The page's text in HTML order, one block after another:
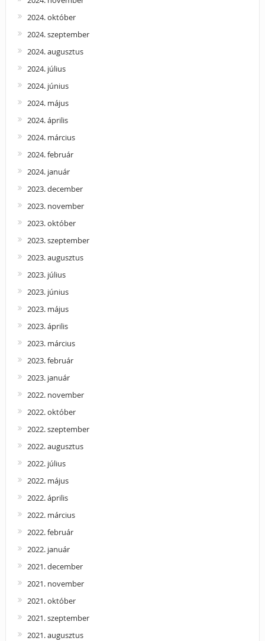
2024. október
2024. szeptember
2024. augusztus
2024. július
2024. június
2024. május
2024. április
2024. március
2024. február
2024. január
2023. december
2023. november
2023. október
2023. szeptember
2023. augusztus
2023. július
2023. június
2023. május
2023. április
2023. március
2023. február
2023. január
2022. november
2022. október
2022. szeptember
2022. augusztus
2022. július
2022. május
2022. április
2022. március
2022. február
2022. január
2021. december
2021. november
2021. október
2021. szeptember
2021. augusztus